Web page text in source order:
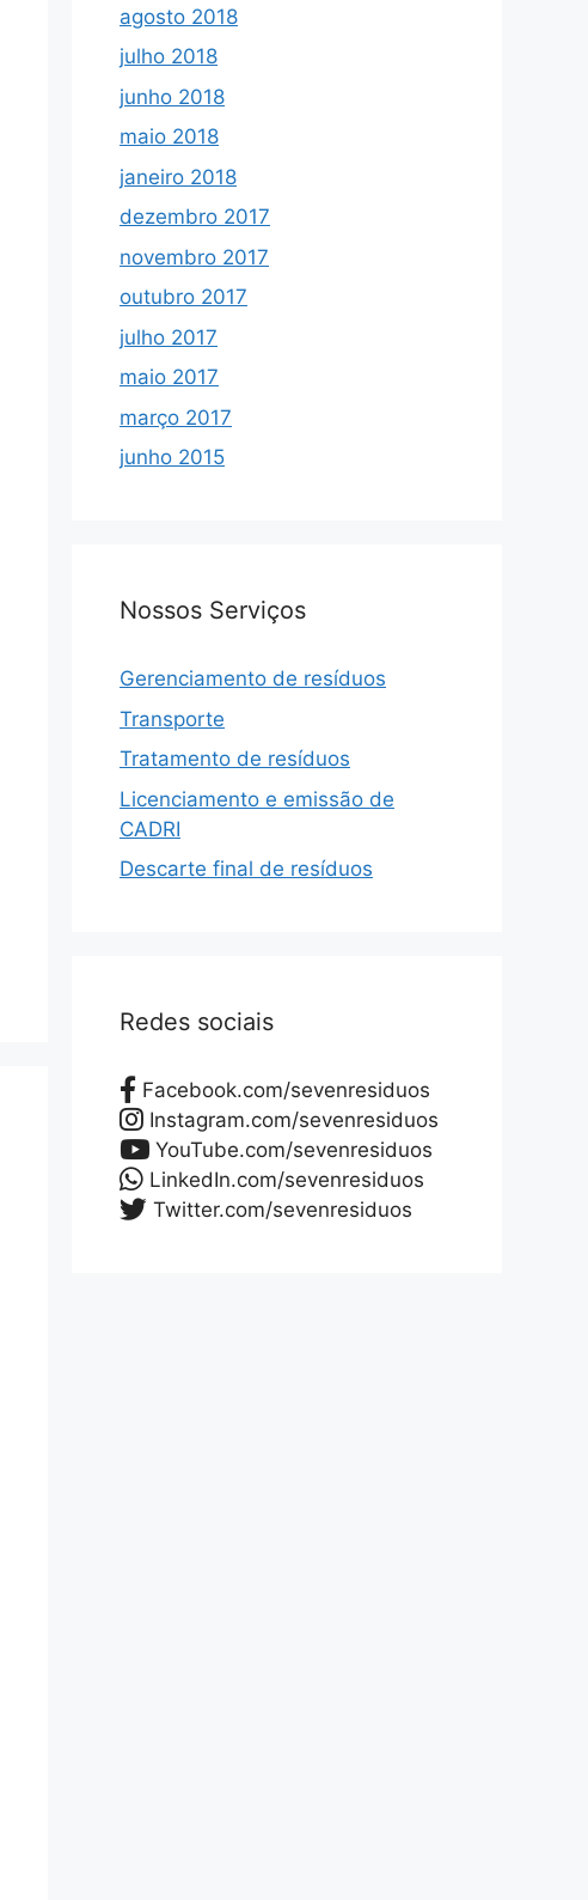
agosto 2018
julho 2018
junho 2018
maio 2018
janeiro 2018
dezembro 2017
novembro 2017
outubro 2017
julho 2017
maio 2017
março 2017
junho 2015
Nossos Serviços
Gerenciamento de resíduos
Transporte
Tratamento de resíduos
Licenciamento e emissão de
CADRI
Descarte final de resíduos
Redes sociais
Facebook.com/sevenresiduos
Instagram.com/sevenresiduos
YouTube.com/sevenresiduos
LinkedIn.com/sevenresiduos
Twitter.com/sevenresiduos